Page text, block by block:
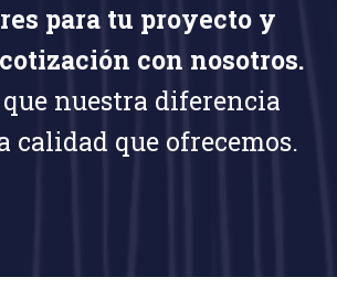
para tu proyecto y
con nosotros.
nuestra diferencia
calidad que ofrecemos.